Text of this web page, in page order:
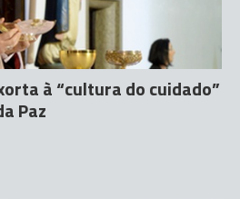
à “cultura do cuidado”
Paz